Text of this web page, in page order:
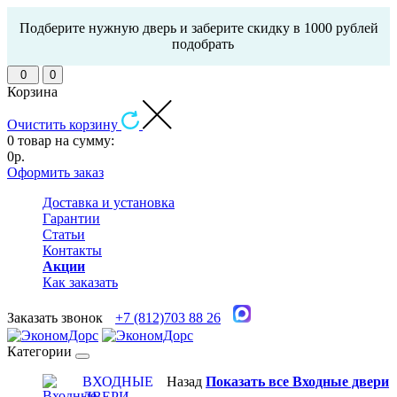
Подберите нужную дверь и заберите скидку в 1000 рублей
подобрать
0 0
Корзина
Очистить корзину
0 товар на сумму:
0р.
Оформить заказ
Доставка и установка
Гарантии
Статьи
Контакты
Акции
Как заказать
Заказать звонок +7 (812)703 88 26
Категории
ВХОДНЫЕ
Назад Показать все Входные двери